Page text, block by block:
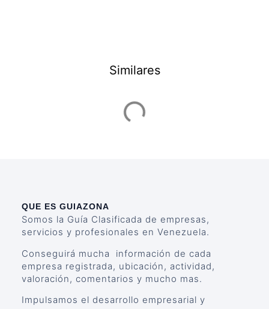
Similares
QUE ES GUIAZONA
Somos la Guía Clasificada de empresas,
servicios y profesionales en Venezuela.
Conseguirá mucha información de cada
empresa registrada, ubicación, actividad,
valoración, comentarios y mucho mas.
Impulsamos el desarrollo empresarial y